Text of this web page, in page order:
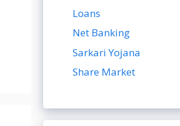
Loans
Net Banking
Sarkari Yojana
Share Market